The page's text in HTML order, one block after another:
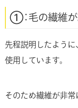
①：毛の繊維
先程説明したよう
使用しています。
そのため繊維が非常